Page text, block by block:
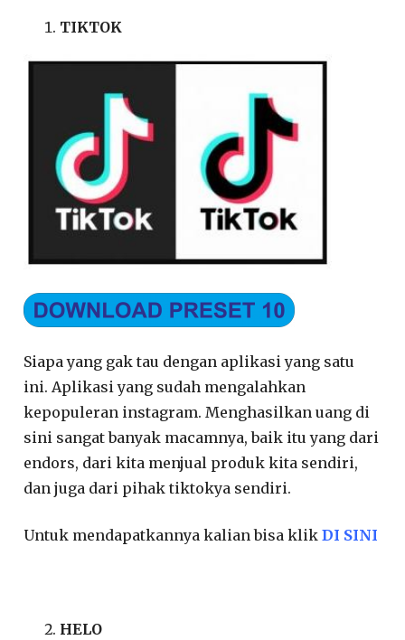
TIKTOK
Siapa yang gak tau dengan aplikasi yang satu
ini. Aplikasi yang sudah mengalahkan
kepopuleran instagram. Menghasilkan uang di
sini sangat banyak macamnya, baik itu yang dari
endors, dari kita menjual produk kita sendiri,
dan juga dari pihak tiktokya sendiri.
Untuk mendapatkannya kalian bisa klikDI SINI
HELO